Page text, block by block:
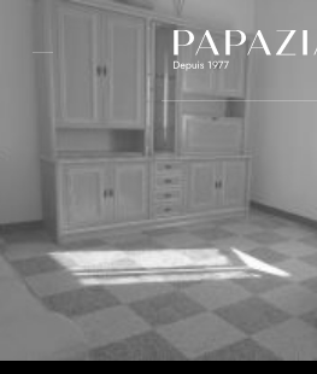
Panneau de gestion des cookies